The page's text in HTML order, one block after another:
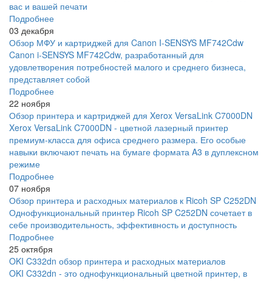
вас и вашей печати
Подробнее
03 декабря
Обзор МФУ и картриджей для Canon I-SENSYS MF742Cdw
Canon i-SENSYS MF742Cdw, разработанный для
удовлетворения потребностей малого и среднего бизнеса,
представляет собой
Подробнее
22 ноября
Обзор принтера и картриджей для Xerox VersaLink C7000DN
Xerox VersaLink C7000DN - цветной лазерный принтер
премиум-класса для офиса среднего размера. Его особые
навыки включают печать на бумаге формата A3 в дуплексном
режиме
Подробнее
07 ноября
Обзор принтера и расходных материалов к Ricoh SP C252DN
Однофункциональный принтер Ricoh SP C252DN сочетает в
себе производительность, эффективность и доступность
Подробнее
25 октября
OKI C332dn обзор принтера и расходных материалов
OKI C332dn - это однофункциональный цветной принтер, в